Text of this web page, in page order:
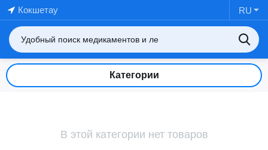
Кокшетау RU
Категории
В этой категории нет товаров